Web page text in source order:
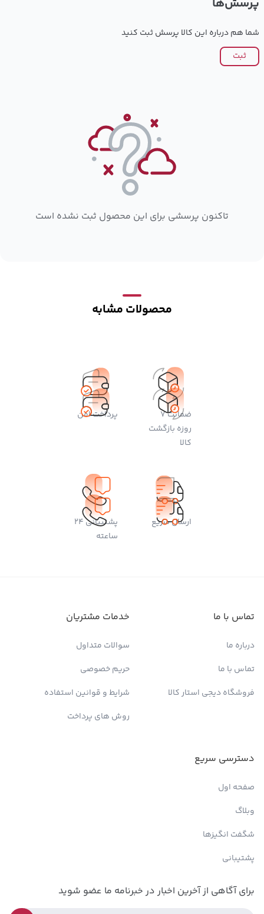
پرسش‌ها
شما هم درباره این کالا پرسش ثبت کنید
ثبت
تاکنون پرسشی برای این محصول ثبت نشده است
محصولات مشابه
ضمانت 7
روزه بازگشت
کالا
پرداخت امن
ارسال سریع
پشتیبانی 24
ساعته
تماس با ما
درباره ما
تماس با ما
فروشگاه دیجی استار کالا
خدمات مشتریان
سوالات متداول
حریم خصوصی
شرایط و قوانین استفاده
روش های پرداخت
دسترسی سریع
صفحه اول
وبلاگ
شگفت انگیزها
پشتیبانی
برای آگاهی از آخرین اخبار در خبرنامه ما عضو شوید